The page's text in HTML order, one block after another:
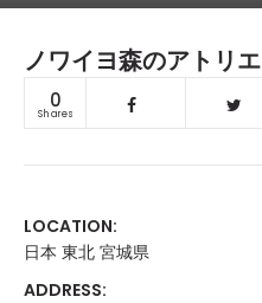
ノワイヨ森のアトリエ
0
Shares
LOCATION:
日本 東北 宮城県
ADDRESS: